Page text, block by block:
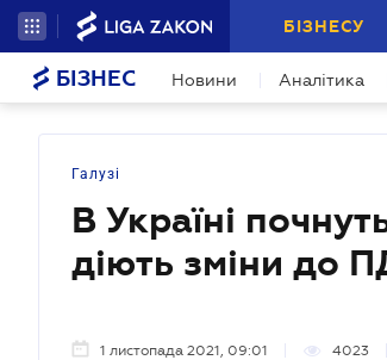
БІЗНЕСУ
БІЗНЕС Новини Аналітика
Галузі
В Україні
діють зміни до
1 листопада 2021, 09:01 4023